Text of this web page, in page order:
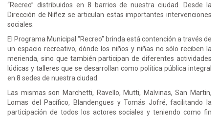
“Recreo” distribuidos en 8 barrios de nuestra ciudad. Desde la
Dirección de Niñez se articulan estas importantes intervenciones
sociales.
El Programa Municipal “Recreo” brinda está contención a través de
un espacio recreativo, dónde los niños y niñas no sólo reciben la
merienda, sino que también participan de diferentes actividades
lúdicas y talleres que se desarrollan como política pública integral
en 8 sedes de nuestra ciudad.
Las mismas son Marchetti, Ravello, Mutti, Malvinas, San Martin,
Lomas del Pacífico, Blandengues y Tomás Jofré, facilitando la
participación de todos los actores sociales y teniendo como fin